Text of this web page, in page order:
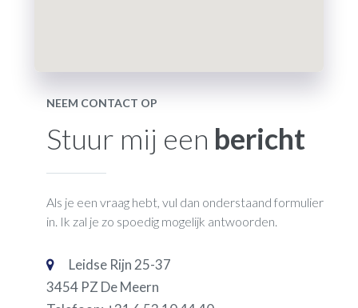
NEEM CONTACT OP
Stuur mij een bericht
Als je een vraag hebt, vul dan onderstaand formulier
in. Ik zal je zo spoedig mogelijk antwoorden.
Leidse Rijn 25-37
3454 PZ De Meern